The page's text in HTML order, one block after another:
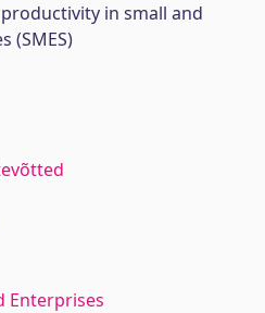
in small and
(SMES)
Enterprises